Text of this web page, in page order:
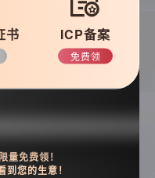
书 ICP备案
免费领
量免费领！
您的生意！